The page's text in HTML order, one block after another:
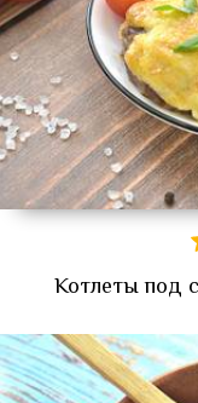
Котлеты под